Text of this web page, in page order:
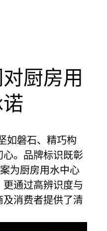
厨房用
如磐石、精巧构
。品牌标识既彰
为厨房用水中心
通过高辨识度与
消费者提供了清